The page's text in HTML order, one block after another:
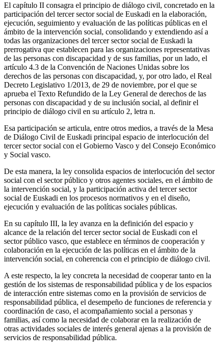
El capítulo II consagra el principio de diálogo civil, concretado en la
participación del tercer sector social de Euskadi en la elaboración,
ejecución, seguimiento y evaluación de las políticas públicas en el
ámbito de la intervención social, consolidando y extendiendo así a
todas las organizaciones del tercer sector social de Euskadi la
prerrogativa que establecen para las organizaciones representativas
de las personas con discapacidad y de sus familias, por un lado, el
artículo 4.3 de la Convención de Naciones Unidas sobre los
derechos de las personas con discapacidad, y, por otro lado, el Real
Decreto Legislativo 1/2013, de 29 de noviembre, por el que se
aprueba el Texto Refundido de la Ley General de derechos de las
personas con discapacidad y de su inclusión social, al definir el
principio de diálogo civil en su artículo 2, letra n.
Esa participación se articula, entre otros medios, a través de la Mesa
de Diálogo Civil de Euskadi principal espacio de interlocución del
tercer sector social con el Gobierno Vasco y del Consejo Económico
y Social vasco.
De esta manera, la ley consolida espacios de interlocución del sector
social con el sector público y otros agentes sociales, en el ámbito de
la intervención social, y la participación activa del tercer sector
social de Euskadi en los procesos normativos y en el diseño,
ejecución y evaluación de las políticas sociales públicas.
En su capítulo III, la ley avanza en la definición del espacio y
alcance de la relación del tercer sector social de Euskadi con el
sector público vasco, que establece en términos de cooperación y
colaboración en la ejecución de las políticas en el ámbito de la
intervención social, en coherencia con el principio de diálogo civil.
A este respecto, la ley concreta la necesidad de cooperar tanto en la
gestión de los sistemas de responsabilidad pública y de los espacios
de interacción entre sistemas como en la provisión de servicios de
responsabilidad pública, el desempeño de funciones de referencia y
coordinación de caso, el acompañamiento social a personas y
familias, así como la necesidad de colaborar en la realización de
otras actividades sociales de interés general ajenas a la provisión de
servicios de responsabilidad pública.